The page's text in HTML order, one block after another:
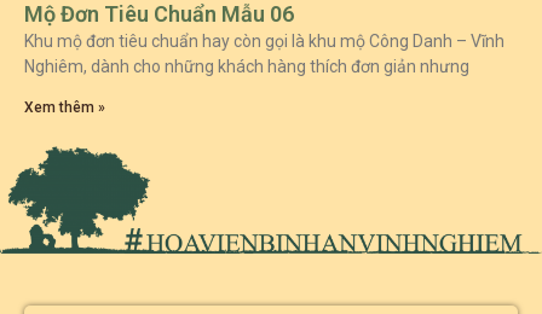
Mộ Đơn Tiêu Chuẩn Mẫu 06
Khu mộ đơn tiêu chuẩn hay còn gọi là khu mộ Công Danh – Vĩnh
Nghiêm, dành cho những khách hàng thích đơn giản nhưng
Xem thêm »